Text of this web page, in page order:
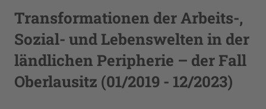
Transformationen der Arbeits-,
Sozial- und Lebenswelten in der
ländlichen Peripherie – der Fall
Oberlausitz (01/2019 - 12/2023)